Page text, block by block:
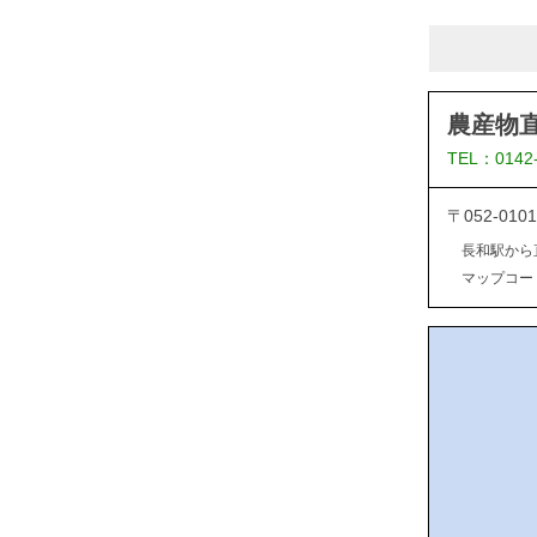
農産物
TEL：
〒052-
長和駅か
マップコ